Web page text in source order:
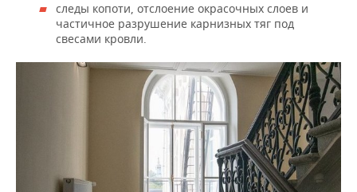
следы копоти, отслоение окрасочных слоев и
частичное разрушение карнизных тяг под
свесами кровли.